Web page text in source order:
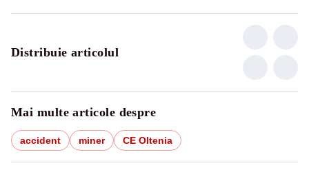
Distribuie articolul
Mai multe articole despre
accident miner CE Oltenia